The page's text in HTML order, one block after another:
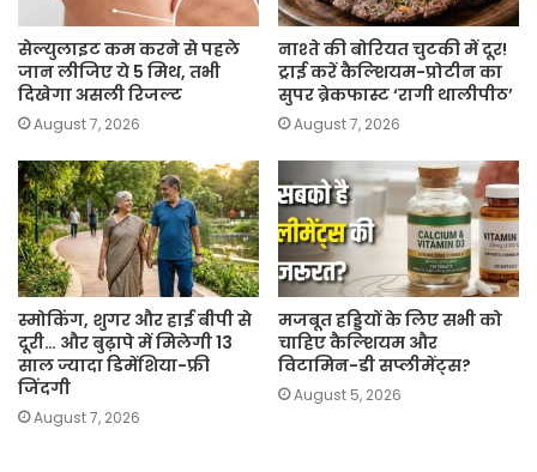
सेल्युलाइट कम करने से पहले
जान लीजिए ये 5 मिथ, तभी
दिखेगा असली रिजल्ट
August 7, 2026
नाश्ते की बोरियत चुटकी में दूर!
ट्राई करें कैल्शियम-प्रोटीन का
सुपर ब्रेकफास्ट ‘रागी थालीपीठ’
August 7, 2026
स्मोकिंग, शुगर और हाई बीपी से
दूरी… और बुढ़ापे में मिलेगी 13
साल ज्यादा डिमेंशिया-फ्री
जिंदगी
August 7, 2026
मजबूत हड्डियों के लिए सभी को
चाहिए कैल्शियम और
विटामिन-डी सप्लीमेंट्स?
August 5, 2026